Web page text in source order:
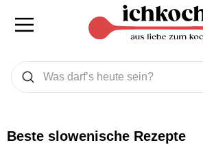
Was wollen Sie suchen
Suchen
Beste slowenische Rezepte